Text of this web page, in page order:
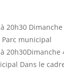
20h30 Dimanche
municipal
20h30Dimanche
Dans le